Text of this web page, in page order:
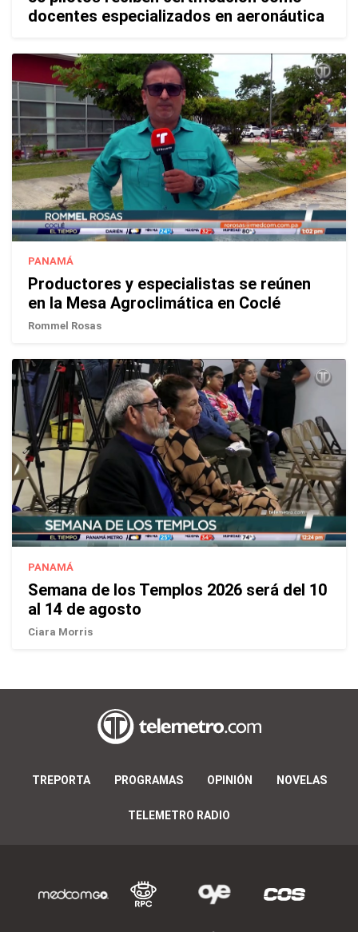
docentes especializados en aeronáutica
PANAMÁ
Productores y especialistas se reúnen
en la Mesa Agroclimática en Coclé
Rommel Rosas
PANAMÁ
Semana de los Templos 2026 será del 10
al 14 de agosto
Ciara Morris
TREPORTA PROGRAMAS OPINIÓN NOVELAS
TELEMETRO RADIO